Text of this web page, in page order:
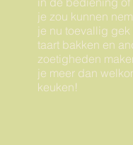
je zou kunnen
je nu toevallig gek
taart bakken en
zoetigheden
je meer dan
keuken!